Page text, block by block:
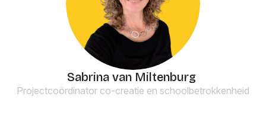
Sabrina van Miltenburg
Projectcoördinator co-creatie en schoolbetrokkenheid